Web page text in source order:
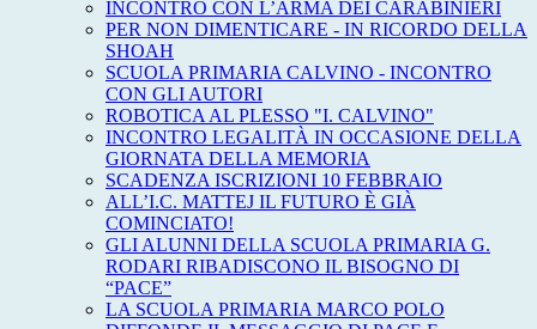
INCONTRO CON L’ARMA DEI CARABINIERI
PER NON DIMENTICARE - IN RICORDO DELLA
SHOAH
SCUOLA PRIMARIA CALVINO - INCONTRO
CON GLI AUTORI
ROBOTICA AL PLESSO "I. CALVINO"
INCONTRO LEGALITÀ IN OCCASIONE DELLA
GIORNATA DELLA MEMORIA
SCADENZA ISCRIZIONI 10 FEBBRAIO
ALL’I.C. MATTEJ IL FUTURO È GIÀ
COMINCIATO!
GLI ALUNNI DELLA SCUOLA PRIMARIA G.
RODARI RIBADISCONO IL BISOGNO DI
“PACE”
LA SCUOLA PRIMARIA MARCO POLO